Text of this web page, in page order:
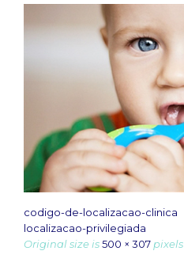
codigo-de-localizacao-clinica
localizacao-privilegiada
Original size is500 × 307pixels